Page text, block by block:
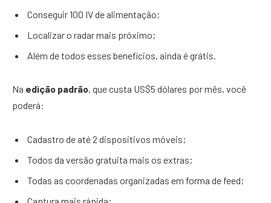
Conseguir 100 IV de alimentação;
Localizar o radar mais próximo;
Além de todos esses benefícios, ainda é grátis.
Na edição padrão, que custa US$5 dólares por mês, você
poderá:
Cadastro de até 2 dispositivos móveis;
Todos da versão gratuita mais os extras;
Todas as coordenadas organizadas em forma de feed;